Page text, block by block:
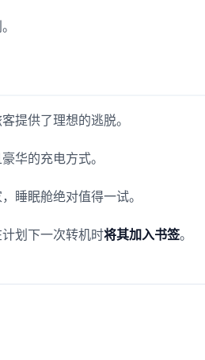
提供了理想的逃脱。
华的充电方式。
睡眠舱绝对值得一试。
划下一次转机时将其加入书签。